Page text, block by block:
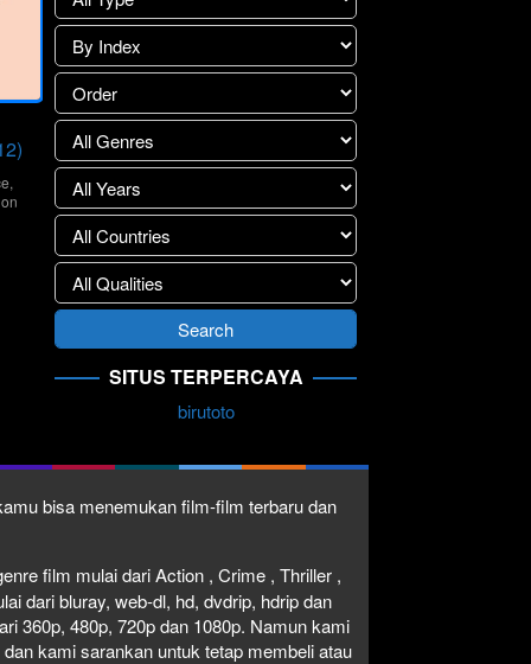
,
SITUS TERPERCAYA
birutoto
bisa menemukan film-film terbaru dan
film mulai dari Action , Crime , Thriller ,
dari bluray, web-dl, hd, dvdrip, hdrip dan
360p, 480p, 720p dan 1080p. Namun kami
kami sarankan untuk tetap membeli atau